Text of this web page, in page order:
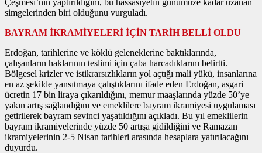
simgelerinden biri olduğunu vurguladı.
BAYRAM İKRAMİYELERİ İÇİN TARİH BELLİ OLDU
Erdoğan, tarihlerine ve köklü geleneklerine baktıklarında,
çalışanların haklarının teslimi için çaba harcadıklarını belirtti.
Bölgesel krizler ve istikrarsızlıkların yol açtığı mali yükü, insanlarına
en az şekilde yansıtmaya çalıştıklarını ifade eden Erdoğan, asgari
ücretin 17 bin liraya çıkarıldığını, memur maaşlarında yüzde 50’ye
yakın artış sağlandığını ve emeklilere bayram ikramiyesi uygulaması
getirilerek bayram sevinci yaşatıldığını açıkladı. Bu yıl emeklilerin
bayram ikramiyelerinde yüzde 50 artışa gidildiğini ve Ramazan
ikramiyelerinin 2-5 Nisan tarihleri arasında hesaplara yatırılacağını
duyurdu.